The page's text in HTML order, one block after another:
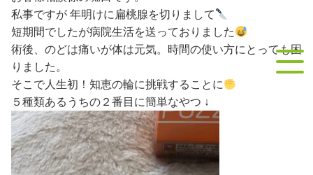
お問い合わせ contact
私事ですが 年明けに扁桃腺を切りまして
短期間でしたが病院生活を送っておりました
術後、のどは痛いが体は元気。時間の使い方にとっても困
りました。
そこで人生初！知恵の輪に挑戦することに
５種類あるうちの２番目に簡単なやつ ↓